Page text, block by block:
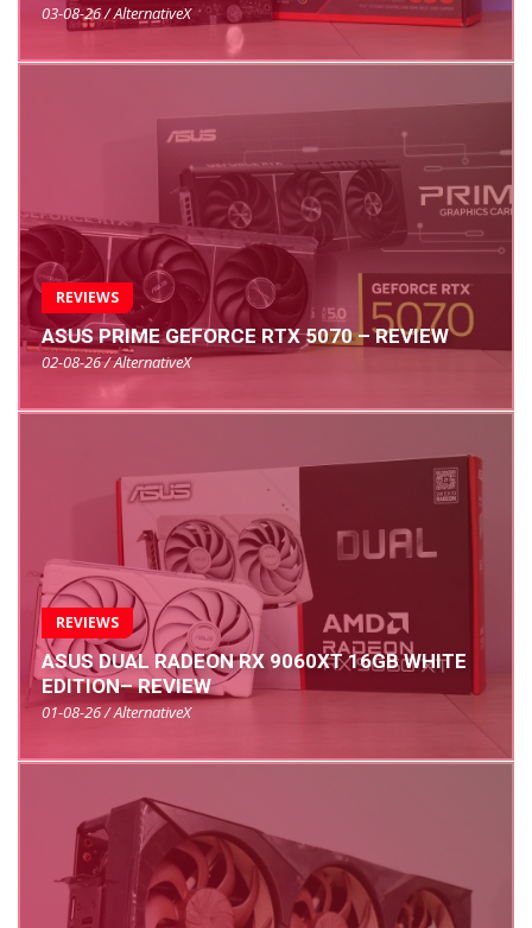
03-08-26 / AlternativeX
REVIEWS
ASUS PRIME GEFORCE RTX 5070 – REVIEW
02-08-26 / AlternativeX
REVIEWS
ASUS DUAL RADEON RX 9060XT 16GB WHITE
EDITION– REVIEW
01-08-26 / AlternativeX